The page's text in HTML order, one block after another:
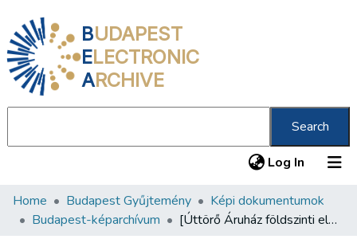
BUDAPEST
ELECTRONIC
ARCHIVE
Search
Log In (current)
Communities & Collections
Home Budapest Gyűjtemény
Képi dokumentumok
Budapest-képarchívum
[Úttörő Áruház földszinti eladótere]